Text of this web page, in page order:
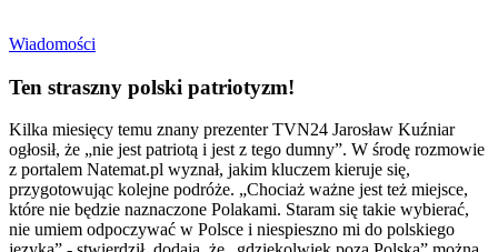
Wiadomości
Ten straszny polski patriotyzm!
Kilka miesięcy temu znany prezenter TVN24 Jarosław Kuźniar
ogłosił, że „nie jest patriotą i jest z tego dumny”. W środę rozmowie
z portalem Natemat.pl wyznał, jakim kluczem kieruje się,
przygotowując kolejne podróże. „Chociaż ważne jest też miejsce,
które nie będzie naznaczone Polakami. Staram się takie wybierać,
nie umiem odpoczywać w Polsce i niespieszno mi do polskiego